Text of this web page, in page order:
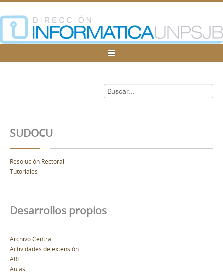
SUDOCU
Resolución Rectoral
Tutoriales
Desarrollos propios
Archivo Central
Actividades de extensión
ART
Aulas